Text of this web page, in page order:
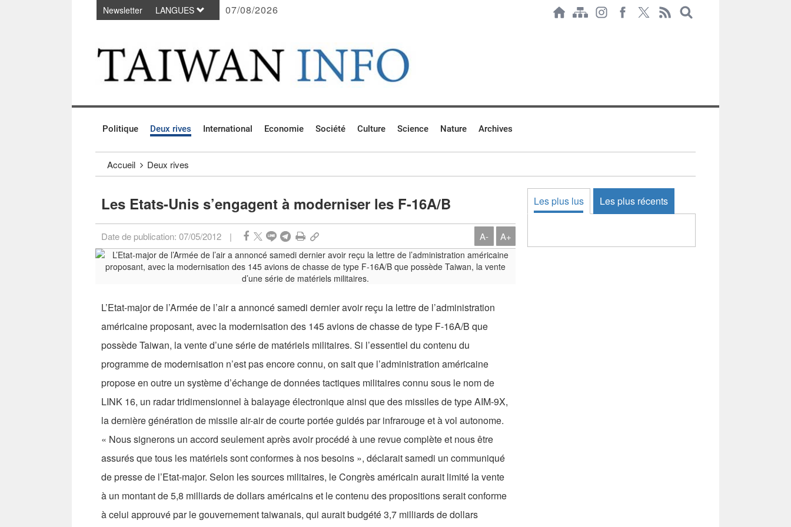
Passer au contenu principal
Newsletter LANGUES 07/08/2026
Politique Deux rives International Economie Société Culture Science Nature Archives
Accueil Deux rives
Les Etats-Unis s’engagent à moderniser les F-16A/B
Date de publication: 07/05/2012 | A- A+
L’Etat-major de l’Armée de l’air a annoncé samedi dernier avoir reçu la lettre de l’administration
américaine proposant, avec la modernisation des 145 avions de chasse de type F-16A/B que
possède Taiwan, la vente d’une série de matériels militaires. Si l’essentiel du contenu du
programme de modernisation n’est pas encore connu, on sait que l’administration américaine
propose en outre un système d’échange de données tactiques militaires connu sous le nom de
LINK 16, un radar tridimensionnel à balayage électronique ainsi que des missiles de type AIM-9X,
la dernière génération de missile air-air de courte portée guidés par infrarouge et à vol autonome.
« Nous signerons un accord seulement après avoir procédé à une revue complète et nous être
assurés que tous les matériels sont conformes à nos besoins », déclarait samedi un communiqué
de presse de l’Etat-major. Selon les sources militaires, le Congrès américain aurait limité la vente
à un montant de 5,8 milliards de dollars américains et le contenu des propositions serait conforme
à celui approuvé par le gouvernement taiwanais, qui aurait budgété 3,7 milliards de dollars
Les plus lus Les plus récents